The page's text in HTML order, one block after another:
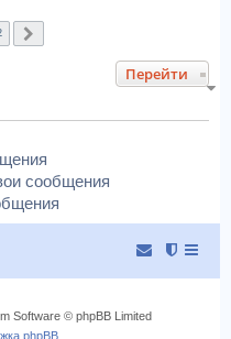
Перейти
сообщения
Software © phpBB Limited
phpBB